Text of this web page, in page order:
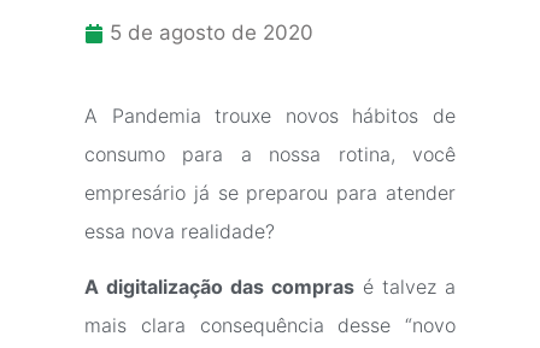
5 de agosto de 2020
A Pandemia trouxe novos hábitos de
consumo para a nossa rotina, você
empresário já se preparou para atender
essa nova realidade?
A digitalização das compras é talvez a
mais clara consequência desse “novo